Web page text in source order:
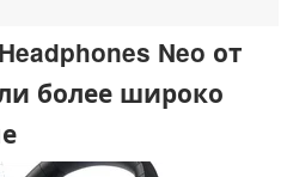
Neo от
более широко